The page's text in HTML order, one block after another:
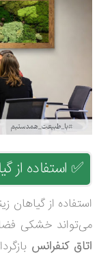
✅ استفاده از
استفاده از
می‌تواند خشکی
اتاق کنفرانس